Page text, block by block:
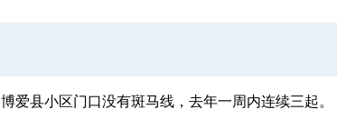
博爱县小区门口没有斑马线，去年一周内连续三起。